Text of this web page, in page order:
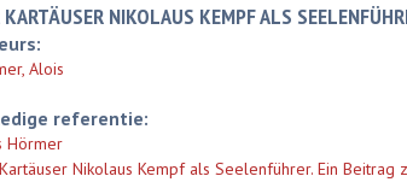
KARTÄUSER NIKOLAUS KEMPF ALS
Alois
referentie:
Hörmer
Nikolaus Kempf als Seelenführer. Ein Beitrag